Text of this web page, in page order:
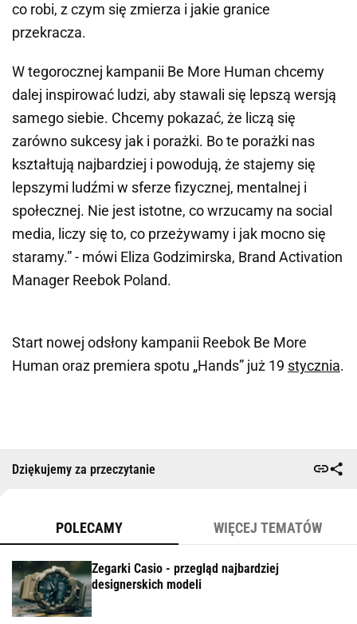
co robi, z czym się zmierza i jakie granice
przekracza.
W tegorocznej kampanii Be More Human chcemy
dalej inspirować ludzi, aby stawali się lepszą wersją
samego siebie. Chcemy pokazać, że liczą się
zarówno sukcesy jak i porażki. Bo te porażki nas
kształtują najbardziej i powodują, że stajemy się
lepszymi ludźmi w sferze fizycznej, mentalnej i
społecznej. Nie jest istotne, co wrzucamy na social
media, liczy się to, co przeżywamy i jak mocno się
staramy.” - mówi Eliza Godzimirska, Brand Activation
Manager Reebok Poland.
Start nowej odsłony kampanii Reebok Be More
Human oraz premiera spotu „Hands” już 19 stycznia.
Dziękujemy za przeczytanie
POLECAMY WIĘCEJ TEMATÓW
Zegarki Casio - przegląd najbardziej
designerskich modeli